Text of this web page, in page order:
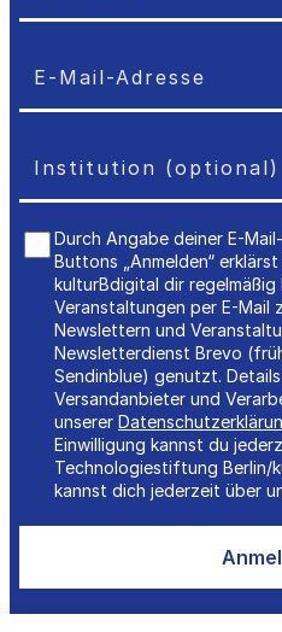
Durch Angabe deiner E-
Buttons „Anmelden“
kulturBdigital dir
Veranstaltungen per E-Mail
Newslettern und
Newsletterdienst Brevo
Sendinblue) genutzt.
Versandanbieter und
unserer
Einwilligung kannst du
Technologiestiftung Berlin/
kannst dich jederzeit über